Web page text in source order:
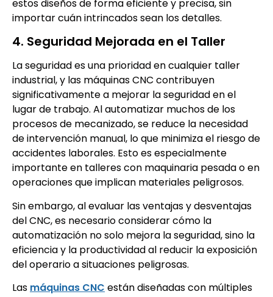
estos diseños de forma eficiente y precisa, sin
importar cuán intrincados sean los detalles.
4. Seguridad Mejorada en el Taller
La seguridad es una prioridad en cualquier taller
industrial, y las máquinas CNC contribuyen
significativamente a mejorar la seguridad en el
lugar de trabajo. Al automatizar muchos de los
procesos de mecanizado, se reduce la necesidad
de intervención manual, lo que minimiza el riesgo de
accidentes laborales. Esto es especialmente
importante en talleres con maquinaria pesada o en
operaciones que implican materiales peligrosos.
Sin embargo, al evaluar las ventajas y desventajas
del CNC, es necesario considerar cómo la
automatización no solo mejora la seguridad, sino la
eficiencia y la productividad al reducir la exposición
del operario a situaciones peligrosas.
Las máquinas CNC están diseñadas con múltiples